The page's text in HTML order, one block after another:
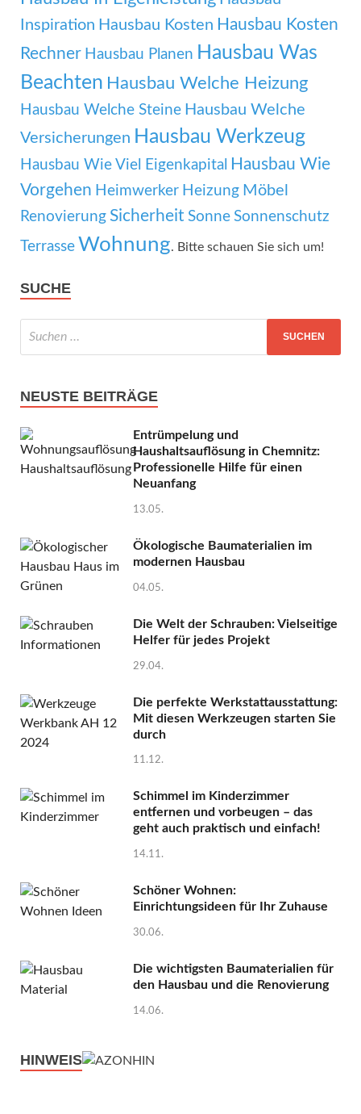
Inspiration Hausbau Kosten Hausbau Kosten
Rechner Hausbau Planen Hausbau Was
Beachten Hausbau Welche Heizung
Hausbau Welche Steine Hausbau Welche
Versicherungen Hausbau Werkzeug
Hausbau Wie Viel Eigenkapital
Hausbau Wie
Vorgehen Heimwerker Heizung Möbel
Renovierung Sicherheit Sonne Sonnenschutz
Terrasse Wohnung. Bitte schauen Sie sich um!
SUCHE
NEUSTE BEITRÄGE
Entrümpelung und
Haushaltsauflösung in Chemnitz:
Professionelle Hilfe für einen
Neuanfang
13.05.
Ökologische Baumaterialien im
modernen Hausbau
04.05.
Die Welt der Schrauben: Vielseitige
Helfer für jedes Projekt
29.04.
Die perfekte Werkstattausstattung:
Mit diesen Werkzeugen starten Sie
durch
11.12.
Schimmel im Kinderzimmer
entfernen und vorbeugen – das
geht auch praktisch und einfach!
14.11.
Schöner Wohnen:
Einrichtungsideen für Ihr Zuhause
30.06.
Die wichtigsten Baumaterialien für
den Hausbau und die Renovierung
14.06.
HINWEIS